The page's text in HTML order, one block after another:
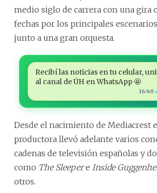
medio siglo de carrera con una gira
fechas por los principales
junto a una gran orquesta.
Recibí las noticias en tu celular,
al canal de ÚH en WhatsApp 🤩
16:40
Desde el nacimiento de Mediacrest
productora llevó adelante varios
cadenas de televisión españolas y
como The Sleepere Inside
otros.